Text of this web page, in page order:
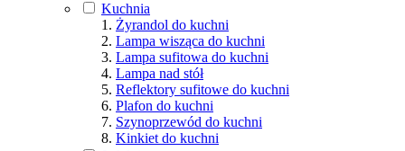
Kuchnia
Żyrandol do kuchni
Lampa wisząca do kuchni
Lampa sufitowa do kuchni
Lampa nad stół
Reflektory sufitowe do kuchni
Plafon do kuchni
Szynoprzewód do kuchni
Kinkiet do kuchni